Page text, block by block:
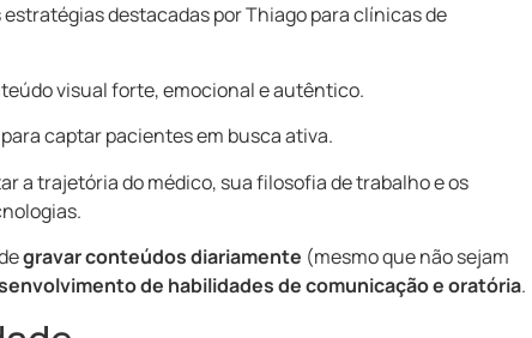
destacadas por Thiago para clínicas de
visual forte, emocional e autêntico.
captar pacientes em busca ativa.
a trajetória do médico, sua filosofia de trabalho e os
gravar conteúdos diariamente (mesmo que não sejam
de habilidades de comunicação e oratória.